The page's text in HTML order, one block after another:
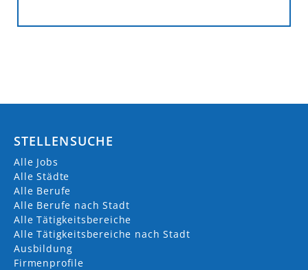
STELLENSUCHE
Alle Jobs
Alle Städte
Alle Berufe
Alle Berufe nach Stadt
Alle Tätigkeitsbereiche
Alle Tätigkeitsbereiche nach Stadt
Ausbildung
Firmenprofile